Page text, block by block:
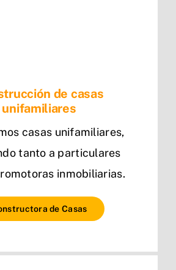
de casas
unifamiliares
casas unifamiliares,
tanto a particulares
inmobiliarias.
de Casas